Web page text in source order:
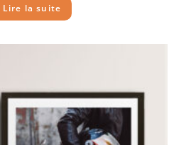
Lire la suite